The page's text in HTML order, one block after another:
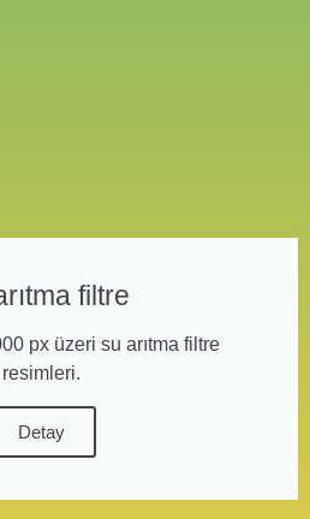
filtre
px üzeri su arıtma filtre
resimleri.
Detay